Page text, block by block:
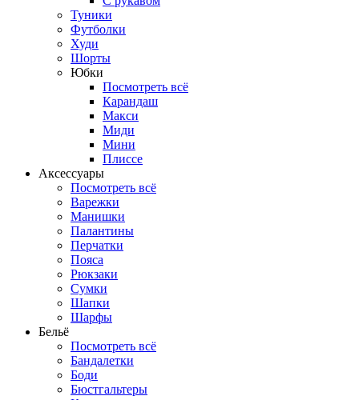
Туники
Футболки
Худи
Шорты
Юбки
Посмотреть всё
Карандаш
Макси
Миди
Мини
Плиссе
Аксессуары
Посмотреть всё
Варежки
Манишки
Палантины
Перчатки
Пояса
Рюкзаки
Сумки
Шапки
Шарфы
Бельё
Посмотреть всё
Бандалетки
Боди
Бюстгальтеры